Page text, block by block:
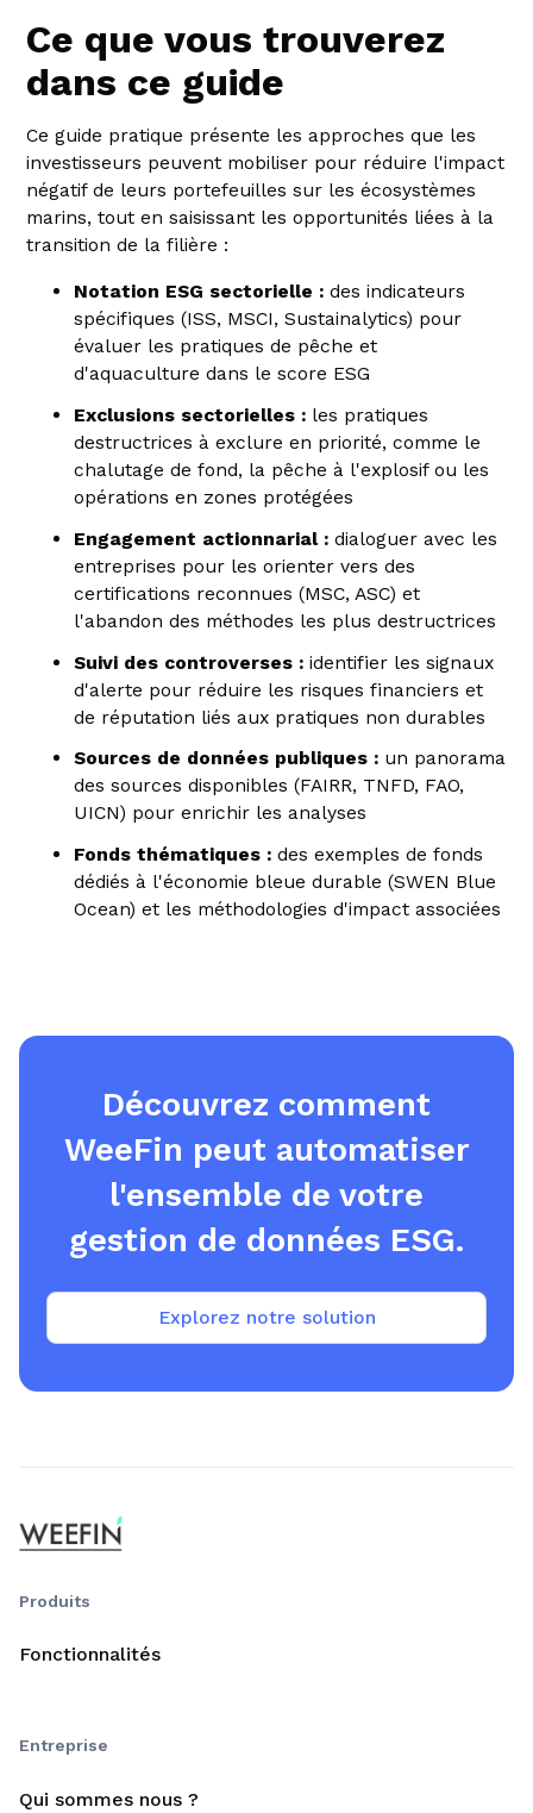
Ce que vous trouverez
dans ce guide
Ce guide pratique présente les approches que les
investisseurs peuvent mobiliser pour réduire l'impact
négatif de leurs portefeuilles sur les écosystèmes
marins, tout en saisissant les opportunités liées à la
transition de la filière :
Notation ESG sectorielle :des indicateurs
spécifiques (ISS, MSCI, Sustainalytics) pour
évaluer les pratiques de pêche et
d'aquaculture dans le score ESG
Exclusions sectorielles : les pratiques
destructrices à exclure en priorité, comme le
chalutage de fond, la pêche à l'explosif ou les
opérations en zones protégées
Engagement actionnarial :dialoguer avec les
entreprises pour les orienter vers des
certifications reconnues (MSC, ASC) et
l'abandon des méthodes les plus destructrices
Suivi des controverses : identifier les signaux
d'alerte pour réduire les risques financiers et
de réputation liés aux pratiques non durables
Sources de données publiques : un panorama
des sources disponibles (FAIRR, TNFD, FAO,
UICN) pour enrichir les analyses
Fonds thématiques :des exemples de fonds
dédiés à l'économie bleue durable (SWEN Blue
Ocean) et les méthodologies d'impact associées
Découvrez comment
WeeFin peut automatiser
l'ensemble de votre
gestion de données ESG.
Explorez notre solution
Produits
Fonctionnalités
Entreprise
Qui sommes nous ?